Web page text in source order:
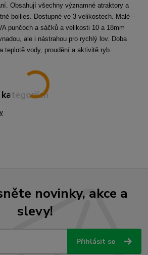
Obsahují všechny významné atraktory a
boilies. Dostupné ve 3 velikostech. Malé –
punčoch a sáčků a velikosti 10 a 18mm
ale i nástrahou pro rychlý lov. Doba
teplotě vody, proudění a aktivitě ryb.
novinky, akce a
slevy!
Přihlásit se